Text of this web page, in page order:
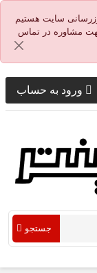
سایت هستیم
مشاوره در تماس
ورود به حساب
جستجو